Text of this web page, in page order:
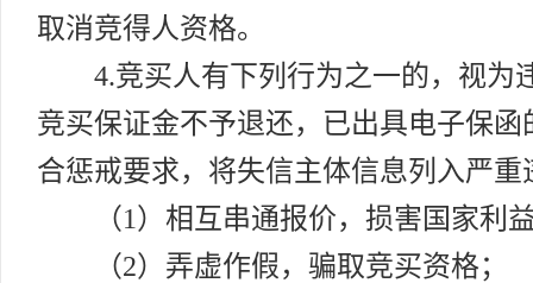
取消竞得人资格。
4.竞买人有下列行为之一的，视为
竞买保证金不予退还，已出具电子保
合惩戒要求，将失信主体信息列入严
（1）相互串通报价，损害国家利
（2）弄虚作假，骗取竞买资格；